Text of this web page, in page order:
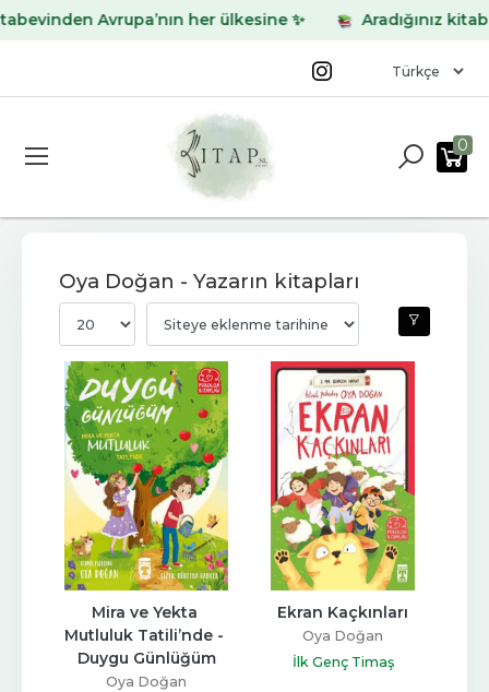
Avrupa’nın her ülkesine ✨ Aradığınız kitabı
0
Oya Doğan - Yazarın kitapları
Mira ve Yekta
Mutluluk Tatili’nde -
Duygu Günlüğüm
Oya Doğan
Ekran Kaçkınları
Oya Doğan
İlk Genç Timaş